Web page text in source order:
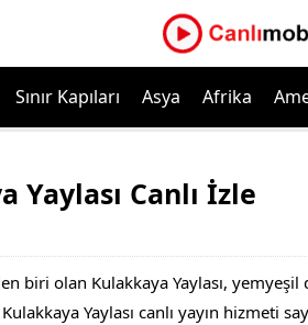
Sınır Kapıları Asya Afrika
Yaylası Canlı İzle
biri olan Kulakkaya Yaylası,
Yaylası canlı yayın hizmeti